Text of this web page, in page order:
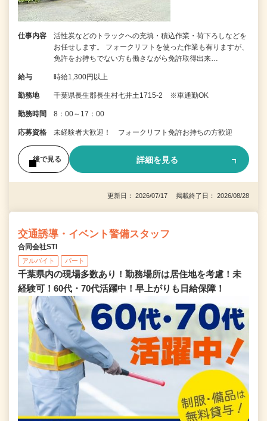
仕事内容
活性炭などのトラックへの充填・積込作業・荷下ろしなどを
お任せします。 フォークリフトを使った作業も有りますが、
免許をお持ちでない方も働きながら免許取得出来…
給与 時給1,300円以上
勤務地 千葉県長生郡長生村七井土1715-2 ※車通勤OK
勤務時間 8：00～17：00
応募資格 未経験者大歓迎！ フォークリフト免許お持ちの方歓迎
後で見る 詳細を見る
更新日： 2026/07/17 掲載終了日： 2026/08/28
交通誘導・イベント警備スタッフ
合同会社STI
アルバイト パート
千葉県内の現場多数あり！勤務場所は居住地を考慮！未
経験可！60代・70代活躍中！早上がりも日給保障！